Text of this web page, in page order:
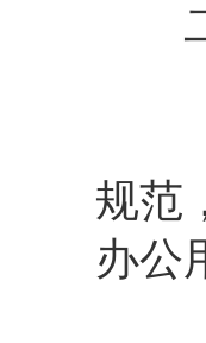
二
《
（
规范
办公
（